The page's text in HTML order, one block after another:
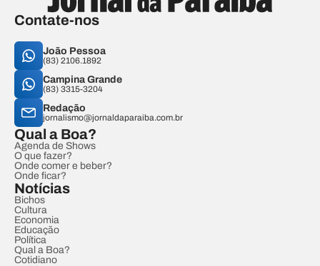
Contate-nos
João Pessoa
(83) 2106.1892
Campina Grande
(83) 3315-3204
Redação
jornalismo@jornaldaparaiba.com.br
Qual a Boa?
Agenda de Shows
O que fazer?
Onde comer e beber?
Onde ficar?
Notícias
Bichos
Cultura
Economia
Educação
Política
Qual a Boa?
Cotidiano